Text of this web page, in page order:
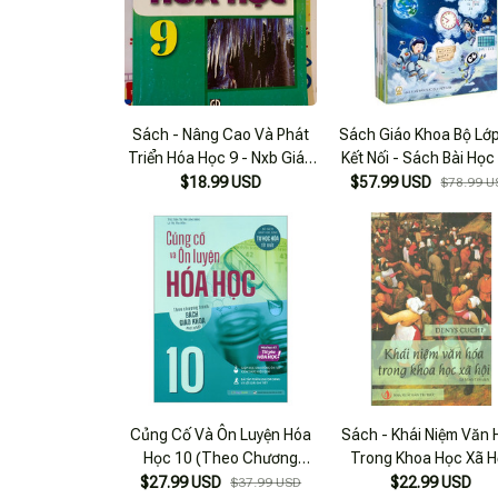
Sách - Nâng Cao Và Phát
Triển Hóa Học 9 - Nxb Giáo
Dục
$18.99 USD
Sách Giáo Khoa Bộ
Kết Nối - Sách Bài Học
12 Cuốn) (Chuẩn)
$57.99 USD $78.99
Củng Cố Và Ôn Luyện Hóa
Học 10 (Theo Chương
Trình Sách Giáo Khoa Mới
$27.99 USD $37.99 USD
Sách - Khái Niệm Văn
Trong Khoa Học Xã
$22.99 USD